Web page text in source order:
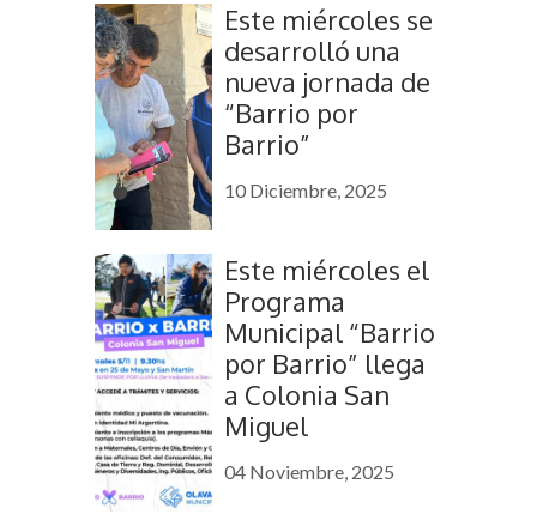
Este miércoles se
desarrolló una
nueva jornada de
“Barrio por
Barrio”
10 Diciembre, 2025
Este miércoles el
Programa
Municipal “Barrio
por Barrio” llega
a Colonia San
Miguel
04 Noviembre, 2025